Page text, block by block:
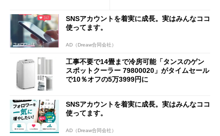
SNSアカウントを着実に成長。実はみんなココ
使ってます。
AD（Dreaw合同会社）
工事不要で14畳まで冷房可能「タンスのゲン
スポットクーラー 79800020」がタイムセール
で10％オフの5万3999円に
SNSアカウントを着実に成長。実はみんなココ
使ってます。
AD（Dreaw合同会社）